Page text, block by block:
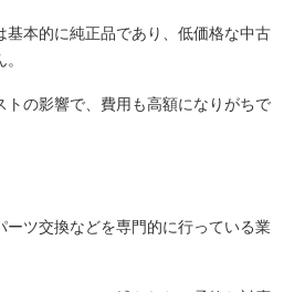
基本的に純正品であり、低価格な中古
トの影響で、費用も高額になりがちで
ーツ交換などを専門的に行っている業